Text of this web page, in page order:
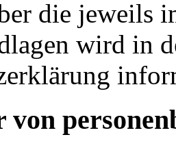
die jeweils
wird in